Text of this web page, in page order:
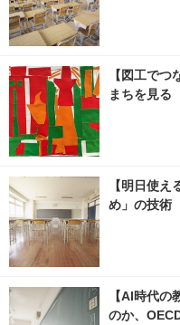
【図工でつ
まちを見る
【明日使
め」の技術
【AI時代
のか、